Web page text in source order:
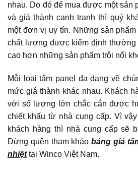
nhau. Do đó để mua được một sản
và giá thành cạnh tranh thì quý
một đơn vị uy tín. Những sản
chất lượng được kiểm định thường
cao hơn những sản phẩm trôi nổi
Mỗi loại tấm panel đa dạng về
mức giá thành khác nhau. Khách
với số lượng lớn chắc cắn được
chiết khấu từ nhà cung cấp. Vì
khách hàng thì nhà cung cấp sẽ
Đừng quên tham khảobảng giá
nhiệttại Winco Việt Nam.